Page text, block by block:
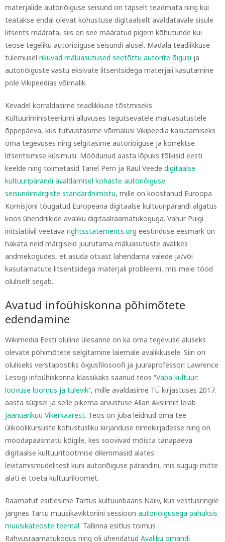
materjalide autoriõiguse seisund on täpselt teadmata ning kui
teatakse endal olevat kohustuse digitaalselt avaldatavale sisule
litsents määrata, siis on see määratud pigem kõhutunde kui
teose tegeliku autoriõiguse seisundi alusel. Madala teadlikkuse
tulemusel rikuvad mäluasutused seetõttu autorite õigusi ja
autoriõiguste vastu eksivate litsentsidega materjali kasutamine
pole Vikipeedias võimalik.
Kevadel korraldasime teadlikkuse tõstmiseks
Kultuuriministeeriumi alluvuses tegutsevatele mäluasutustele
õppepäeva, kus tutvustasime võimalusi Vikipeedia kasutamiseks
oma tegevuses ning selgitasime autoriõiguse ja korrektse
litsentsimise küsimusi. Möödunud aasta lõpuks tõlkisid eesti
keelde ning toimetasid Tanel Pern ja Raul Veede digitaalse
kultuuripärandi avaldamisel kohaste autoriõiguse
seisundimärgiste standardnimistu, mille on koostanud Euroopa
Komisjoni tõugatud Europeana digitaalse kultuuripärandi algatus
koos ühendriikide avaliku digitaalraamatukoguga. Vahur Puigi
initsiatiivil veetava rightsstatements.org eestinduse eesmärk on
hakata neid märgiseid juurutama mäluasutuste avalikes
andmekogudes, et asuda otsast lahendama valede ja/või
kasutamatute litsentsidega materjali probleemi, mis meie tööd
oluliselt segab.
Avatud infoühiskonna põhimõtete
edendamine
Wikimedia Eesti oluline ülesanne on ka oma tegevuse aluseks
olevate põhimõtete selgitamine laiemale avalikkusele. Siin on
oluliseks verstapostiks õigusfilosoofi ja juuraprofessori Lawrence
Lessigi infoühiskonna klassikaks saanud teos “Vaba kultuur:
loovuse loomus ja tulevik“, mille avaldasime TÜ kirjastuses 2017.
aasta sügisel ja selle pikema arvustuse Allan Aksiimilt leiab
jaanuarikuu Vikerkaarest. Teos on juba leidnud oma tee
ülikoolikursuste kohustusliku kirjanduse nimekirjadesse ning on
möödapääsmatu kõigile, kes soovivad mõista tänapäeva
digitaalse kultuuritootmise dilemmasid alates
levitamismudelitest kuni autoriõiguse pärandini, mis sugugi mitte
alati ei toeta kultuuriloomet.
Raamatut esitlesime Tartus kultuuribaaris Naiiv, kus vestlusringile
järgnes Tartu muusikaviktoriini sessioon autoriõigusega pahuksis
muusikateoste teemal. Tallinna esitlus toimus
Rahvusraamatukogus ning oli ühendatud Avaliku omandi